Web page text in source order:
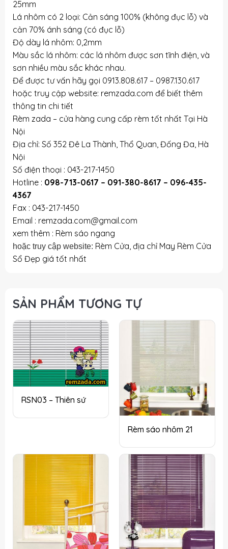
25mm
Lá nhôm có 2 loại: Cản sáng 100% (không đục lỗ) và
cản 70% ánh sáng (có đục lỗ)
Độ dày lá nhôm: 0,2mm
Màu sắc lá nhôm: các lá nhôm được sơn tĩnh điện, và
sơn nhiều màu sắc khác nhau.
Để được tư vấn hãy gọi 0913.808.617 – 0987.130.617
hoặc truy cập website: remzada.com để biết thêm
thông tin chi tiết
Rèm zada – cửa hàng cung cấp rèm tốt nhất Tại Hà
Nội
Địa chỉ: Số 352 Đê La Thành, Thổ Quan, Đống Đa, Hà
Nội
Số điện thoại : 043-217-1450
Hotline : 098-713-0617 – 091-380-8617 – 096-435-
4367
Fax : 043-217-1450
Email : remzada.com@gmail.com
xem thêm : Rèm sáo ngang
hoặc truy cập website: Rèm Cửa, địa chỉ May Rèm Cửa
Sổ Đẹp giá tốt nhất
SẢN PHẨM TƯƠNG TỰ
RSN03 – Thiên sứ
Rèm sáo nhôm 21